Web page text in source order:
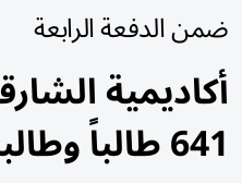
ضمن الدفعة الرابعة
أكاديمية
641 طالباً وطالبة